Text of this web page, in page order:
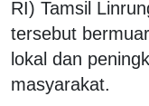
RI) Tamsil
tersebut
lokal dan
masyarakat.